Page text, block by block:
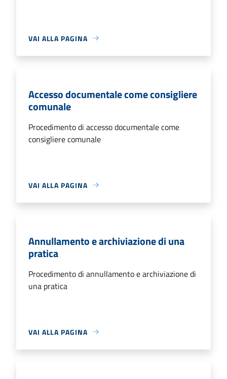
VAI ALLA PAGINA
Accesso documentale come consigliere
comunale
Procedimento di accesso documentale come
consigliere comunale
VAI ALLA PAGINA
Annullamento e archiviazione di una
pratica
Procedimento di annullamento e archiviazione di
una pratica
VAI ALLA PAGINA